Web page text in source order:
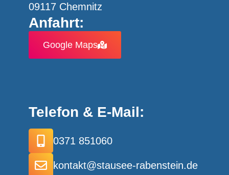
Telefon & E-Mail:
0371 851060
kontakt@stausee-rabenstein.de
09117 Chemnitz
Anfahrt:
Google Maps